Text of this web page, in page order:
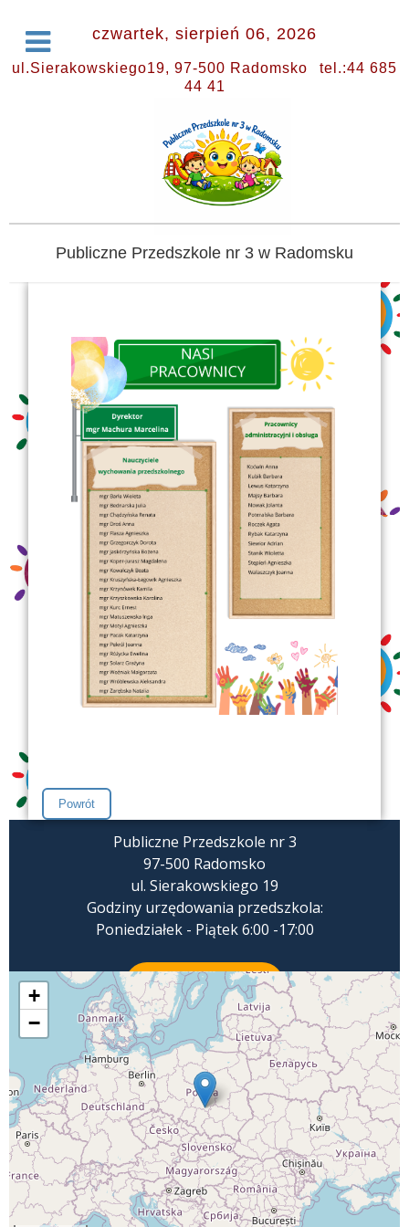
czwartek, sierpień 06, 2026
ul.Sierakowskiego19, 97-500 Radomsko
tel.:44 685
44 41
Publiczne Przedszkole nr 3 w Radomsku
Publiczne Przedszkole nr 3
97-500 Radomsko
ul. Sierakowskiego 19
Godziny urzędowania przedszkola:
Poniedziałek - Piątek 6:00 -17:00
ZADZWOŃ
+
−